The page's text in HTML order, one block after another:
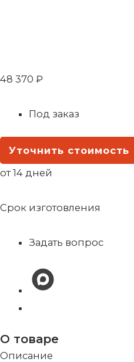
48 370 ₽
Под заказ
Уточнить стоимость
от 14 дней
Срок изготовления
Задать вопрос
О товаре
Описание